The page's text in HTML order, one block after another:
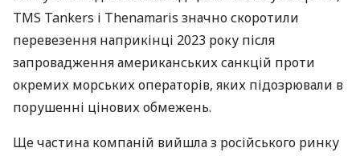
TMS Tankers і Thenamaris значно скоротили
перевезення наприкінці 2023 року після
запровадження американських санкцій проти
окремих морських операторів, яких підозрювали в
порушенні цінових обмежень.
Ще частина компаній вийшла з російського ринку